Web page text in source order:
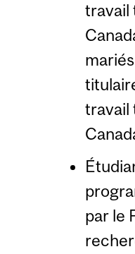
travail
travail
par le